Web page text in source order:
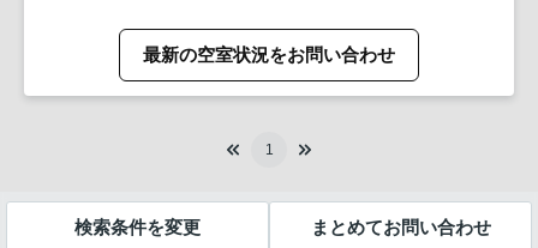
最新の空室状況をお問い合わせ
1
検索条件を変更 まとめてお問い合わせ